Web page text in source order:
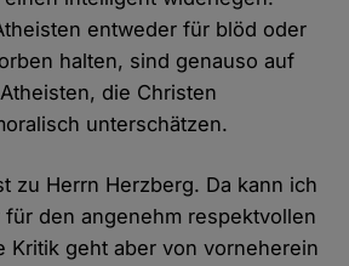
entweder für blöd oder
halten, sind genauso auf
die Christen
unterschätzen.
zu Herrn Herzberg. Da kann ich
den angenehm respektvollen
Kritik geht aber von vorneherein